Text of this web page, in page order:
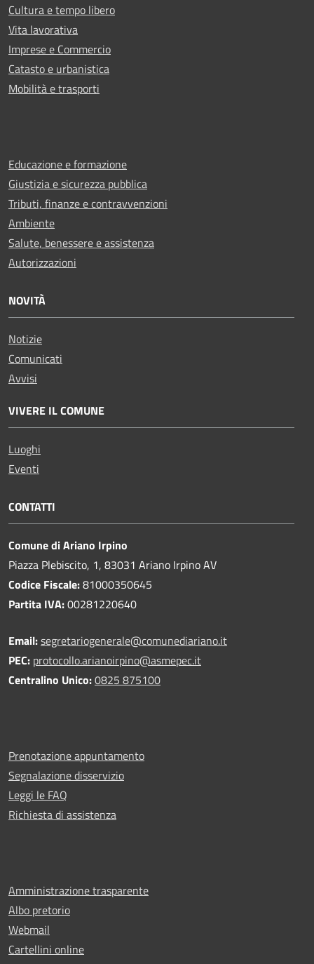
Cultura e tempo libero
Vita lavorativa
Imprese e Commercio
Catasto e urbanistica
Mobilità e trasporti
Educazione e formazione
Giustizia e sicurezza pubblica
Tributi, finanze e contravvenzioni
Ambiente
Salute, benessere e assistenza
Autorizzazioni
NOVITÀ
Notizie
Comunicati
Avvisi
VIVERE IL COMUNE
Luoghi
Eventi
CONTATTI
Comune di Ariano Irpino
Piazza Plebiscito, 1, 83031 Ariano Irpino AV
Codice Fiscale:81000350645
Partita IVA:00281220640
Email:segretariogenerale@comunediariano.it
PEC: protocollo.arianoirpino@asmepec.it
Centralino Unico:0825 875100
Prenotazione appuntamento
Segnalazione disservizio
Leggi le FAQ
Richiesta di assistenza
Amministrazione trasparente
Albo pretorio
Webmail
Cartellini online